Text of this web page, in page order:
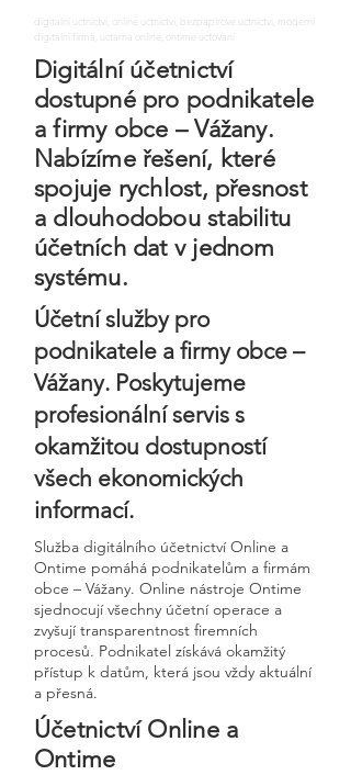
digitalni uctnictvi, online uctnictvi, bezpapirove uctnictvi, moderni
digitalni firma, uctarna online, ontime uctovani
Digitální účetnictví
dostupné pro podnikatele
a firmy obce – Vážany.
Nabízíme řešení, které
spojuje rychlost, přesnost
a dlouhodobou stabilitu
účetních dat v jednom
systému.
Účetní služby pro
podnikatele a firmy obce –
Vážany. Poskytujeme
profesionální servis s
okamžitou dostupností
všech ekonomických
informací.
Služba digitálního účetnictví Online a
Ontime pomáhá podnikatelům a firmám
obce – Vážany. Online nástroje Ontime
sjednocují všechny účetní operace a
zvyšují transparentnost firemních
procesů. Podnikatel získává okamžitý
přístup k datům, která jsou vždy aktuální
a přesná.
Účetnictví Online a
Ontime